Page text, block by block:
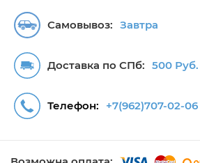
Самовывоз: Завтра
Доставка по СПб: 500 Руб.
Телефон: +7(962)707-02-06